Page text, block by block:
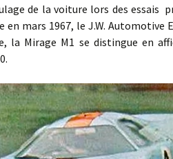
de la voiture lors des essais
en mars 1967, le J.W. Automotive
la Mirage M1 se distingue en